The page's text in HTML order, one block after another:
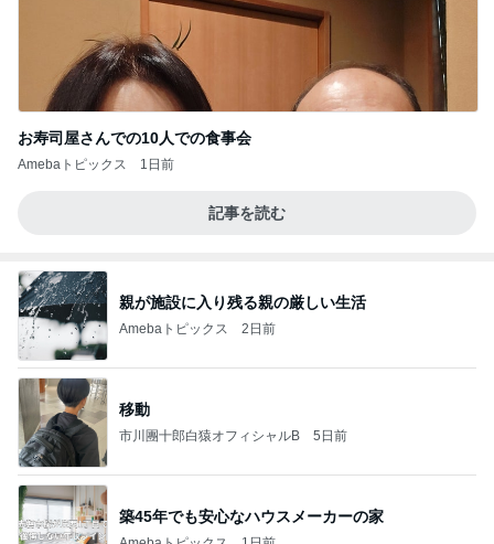
お寿司屋さんでの10人での食事会
Amebaトピックス 1日前
記事を読む
親が施設に入り残る親の厳しい生活
Amebaトピックス 2日前
移動
市川團十郎白猿オフィシャルB 5日前
築45年でも安心なハウスメーカーの家